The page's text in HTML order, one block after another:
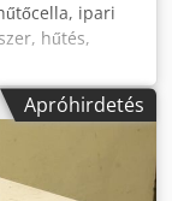
ipari
hűtés,
hőcserélő
-Működési
max. 50°C -
Nyo Asha -
Apróhirdetés